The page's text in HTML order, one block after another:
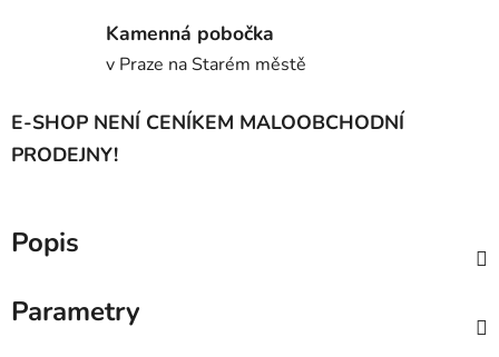
Kamenná pobočka
v Praze na Starém městě
E-SHOP NENÍ CENÍKEM MALOOBCHODNÍ
PRODEJNY!
Popis
Parametry